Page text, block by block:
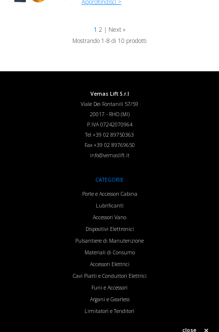
Approfondisci >
1 2| Next »
Mostrando 1-8 di 10 prodotti
Vemas Lift S.r.l
Viale Dei Fontanili 57/59
20017 - RHO (MI)
P.IVA 07242070964
Tel +39 02 89750363
Fax +39 02 89769650
info@vemaslift.it
CATEGORIE
Porte e Accessori Cabina
Lubrificanti
Accessori Vano
Dispositivi Elettronici
Pulsantiere di Manutenzione
Materiali di Consumo
Accessori Elettrici
Cavi Piatti e Conduttori Elettrici
Funi e Accessori
Argani e Gearless
Limitatori e Tenditori
close